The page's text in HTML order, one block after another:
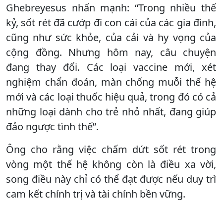
Ghebreyesus nhấn mạnh: “Trong nhiều thế
kỷ, sốt rét đã cướp đi con cái của các gia đình,
cũng như sức khỏe, của cải và hy vọng của
cộng đồng. Nhưng hôm nay, câu chuyện
đang thay đổi. Các loại vaccine mới, xét
nghiệm chẩn đoán, màn chống muỗi thế hệ
mới và các loại thuốc hiệu quả, trong đó có cả
những loại dành cho trẻ nhỏ nhất, đang giúp
đảo ngược tình thế”.
Ông cho rằng việc chấm dứt sốt rét trong
vòng một thế hệ không còn là điều xa vời,
song điều này chỉ có thể đạt được nếu duy trì
cam kết chính trị và tài chính bền vững.